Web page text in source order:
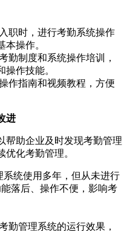
职时，进行考勤系统操作
操作。
勤制度和系统操作培训，
操作技能。
作指南和视频教程，方便
进
帮助企业及时发现考勤管理
化考勤管理。
系统使用多年，但从未进行
落后、操作不便，影响考
勤管理系统的运行效果，